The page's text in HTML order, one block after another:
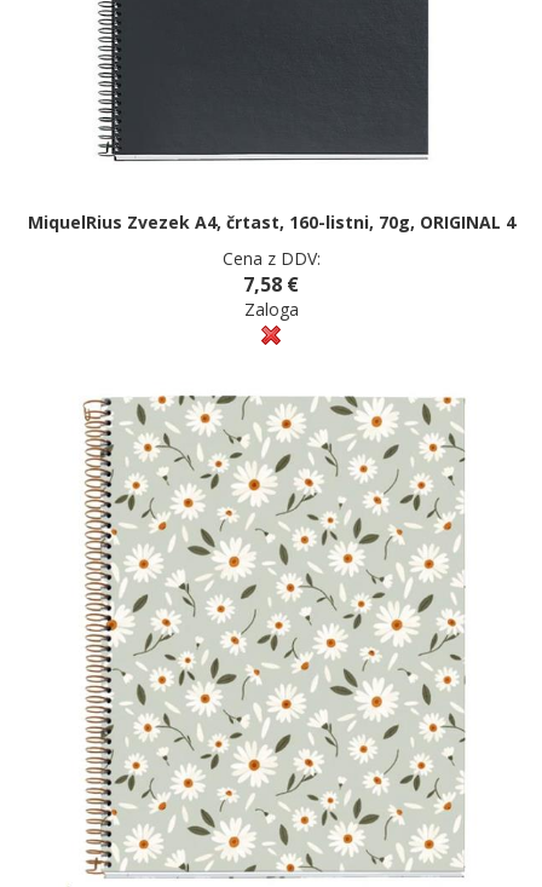
MiquelRius Zvezek A4, črtast, 160-listni, 70g, ORIGINAL 4
Cena z DDV:
7,58 €
Zaloga